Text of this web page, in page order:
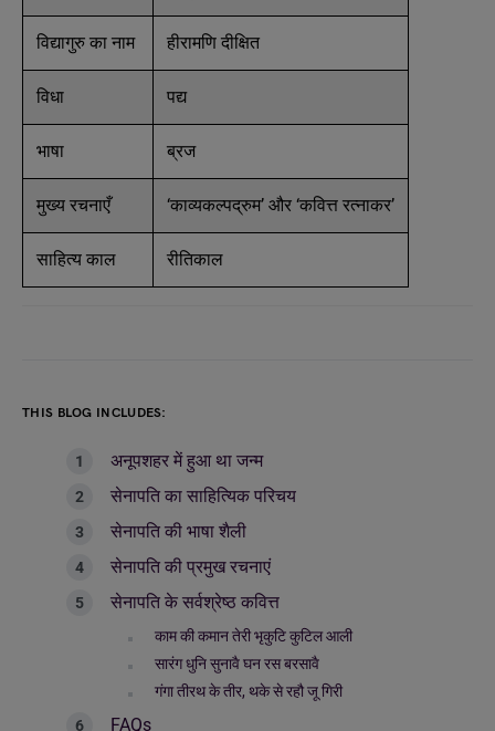
विद्यागुरु का नाम हीरामणि दीक्षित
विधा पद्य
भाषा ब्रज
मुख्य रचनाएँ ‘काव्यकल्पद्रुम’ और ‘कवित्त रत्नाकर’
साहित्य काल रीतिकाल
THIS BLOG INCLUDES:
अनूपशहर में हुआ था जन्म
सेनापति का साहित्यिक परिचय
सेनापति की भाषा शैली
सेनापति की प्रमुख रचनाएं
सेनापति के सर्वश्रेष्ठ कवित्त
काम की कमान तेरी भृकुटि कुटिल आली
सारंग धुनि सुनावै घन रस बरसावै
गंगा तीरथ के तीर, थके से रहौ जू गिरी
FAQs